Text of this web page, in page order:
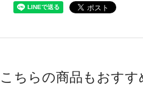
こちらの商品もおすす